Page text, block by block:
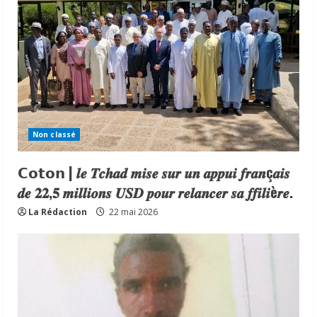
Non classé
𝗖𝗼𝘁𝗼𝗻 | 𝒍𝒆 𝑻𝒄𝒉𝒂𝒅 𝒎𝒊𝒔𝒆 𝒔𝒖𝒓 𝒖𝒏 𝒂𝒑𝒑𝒖𝒊 𝒇𝒓𝒂𝒏ç𝒂𝒊𝒔
𝒅𝒆 𝟐𝟐,𝟓 𝒎𝒊𝒍𝒍𝒊𝒐𝒏𝒔 𝑼𝑺𝑫 𝒑𝒐𝒖𝒓 𝒓𝒆𝒍𝒂𝒏𝒄𝒆𝒓 𝒔𝒂 𝒇𝒇𝒊𝒍𝒊è𝒓𝒆.
La Rédaction 22 mai 2026